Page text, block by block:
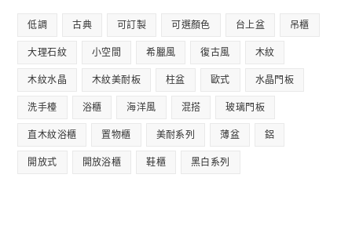
低調 古典 可訂製 可選顏色 台上盆 吊櫃
大理石紋 小空間 希臘風 復古風 木紋
木紋水晶 木紋美耐板 柱盆 歐式 水晶門板
洗手檯 浴櫃 海洋風 混搭 玻璃門板
直木紋浴櫃 置物櫃 美耐系列 薄盆 鋁
開放式 開放浴櫃 鞋櫃 黑白系列